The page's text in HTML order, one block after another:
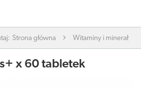
Strona główna Witaminy i minerały
x 60 tabletek